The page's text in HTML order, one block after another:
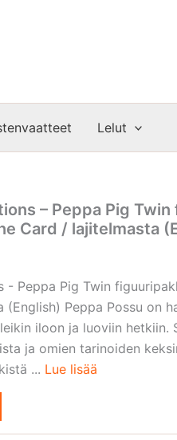
Lelut
– Peppa Pig
Card / lajitelmasta
- Peppa Pig Twin
(English) Peppa Possu on
iloon ja luoviin hetkiin.
ja omien tarinoiden
... Lue lisää